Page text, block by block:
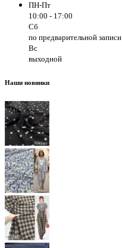
ПН-Пт
10:00 - 17:00
Сб
по предварительной записи
Вс
выходной
Наши новинки